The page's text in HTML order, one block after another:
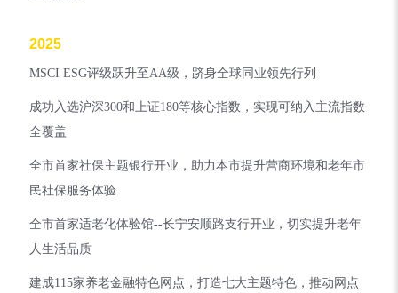
2025
MSCI ESG评级跃升至AA级，跻身全球同业领先行列
成功入选沪深300和上证180等核心指数，实现可纳入主流指数
全覆盖
全市首家社保主题银行开业，助力本市提升营商环境和老年市
民社保服务体验
全市首家适老化体验馆--长宁安顺路支行开业，切实提升老年
人生活品质
建成115家养老金融特色网点，打造七大主题特色，推动网点